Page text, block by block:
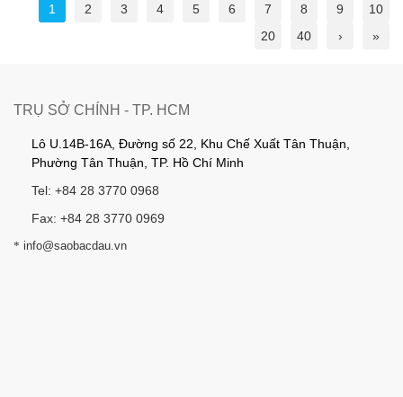
1 2 3 4 5 6 7 8 9
10
20
40 › »
TRỤ SỞ CHÍNH - TP. HCM
Lô U.14B-16A, Đường số 22, Khu Chế Xuất Tân Thuận,
Phường Tân Thuận, TP. Hồ Chí Minh
Tel: +84 28 3770 0968
Fax: +84 28 3770 0969
* info@saobacdau.vn